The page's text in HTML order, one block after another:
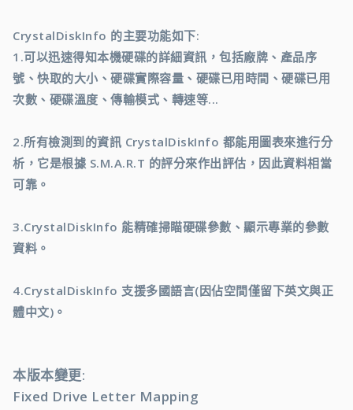
CrystalDiskInfo 的主要功能如下:
1.可以迅速得知本機硬碟的詳細資訊，包括廠牌、產品序
號、快取的大小、硬碟實際容量、硬碟已用時間、硬碟已用
次數、硬碟溫度、傳輸模式、轉速等...
2.所有檢測到的資訊 CrystalDiskInfo 都能用圖表來進行分
析，它是根據 S.M.A.R.T 的評分來作出評估，因此資料相當
可靠。
3.CrystalDiskInfo 能精確掃瞄硬碟參數、顯示專業的參數
資料。
4.CrystalDiskInfo 支援多國語言(因佔空間僅留下英文與正
體中文)。
本版本變更:
Fixed Drive Letter Mapping